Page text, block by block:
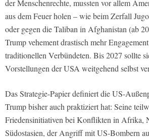
der Menschenrechte, mussten vor allem
aus dem Feuer holen – wie beim Zerfall
oder gegen die Taliban in Afghanistan (ab
Trump vehement drastisch mehr
traditionellen Verbündeten. Bis 2027 sollte
Vorstellungen der USA weitgehend selbst
Das Strategie-Papier definiert die US-
Trump bisher auch praktiziert hat: Seine
Friedensinitiativen bei Konflikten in Afrika,
Südostasien, der Angriff mit US-Bombern